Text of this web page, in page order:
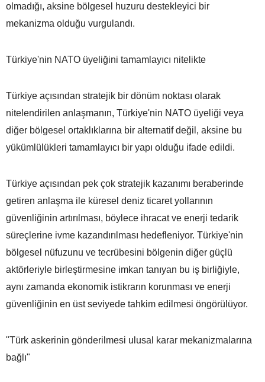
olmadığı, aksine bölgesel huzuru destekleyici bir
mekanizma olduğu vurgulandı.
Türkiye'nin NATO üyeliğini tamamlayıcı nitelikte
Türkiye açısından stratejik bir dönüm noktası olarak
nitelendirilen anlaşmanın, Türkiye'nin NATO üyeliği veya
diğer bölgesel ortaklıklarına bir alternatif değil, aksine bu
yükümlülükleri tamamlayıcı bir yapı olduğu ifade edildi.
Türkiye açısından pek çok stratejik kazanımı beraberinde
getiren anlaşma ile küresel deniz ticaret yollarının
güvenliğinin artırılması, böylece ihracat ve enerji tedarik
süreçlerine ivme kazandırılması hedefleniyor. Türkiye'nin
bölgesel nüfuzunu ve tecrübesini bölgenin diğer güçlü
aktörleriyle birleştirmesine imkan tanıyan bu iş birliğiyle,
aynı zamanda ekonomik istikrarın korunması ve enerji
güvenliğinin en üst seviyede tahkim edilmesi öngörülüyor.
"Türk askerinin gönderilmesi ulusal karar mekanizmalarına
bağlı"